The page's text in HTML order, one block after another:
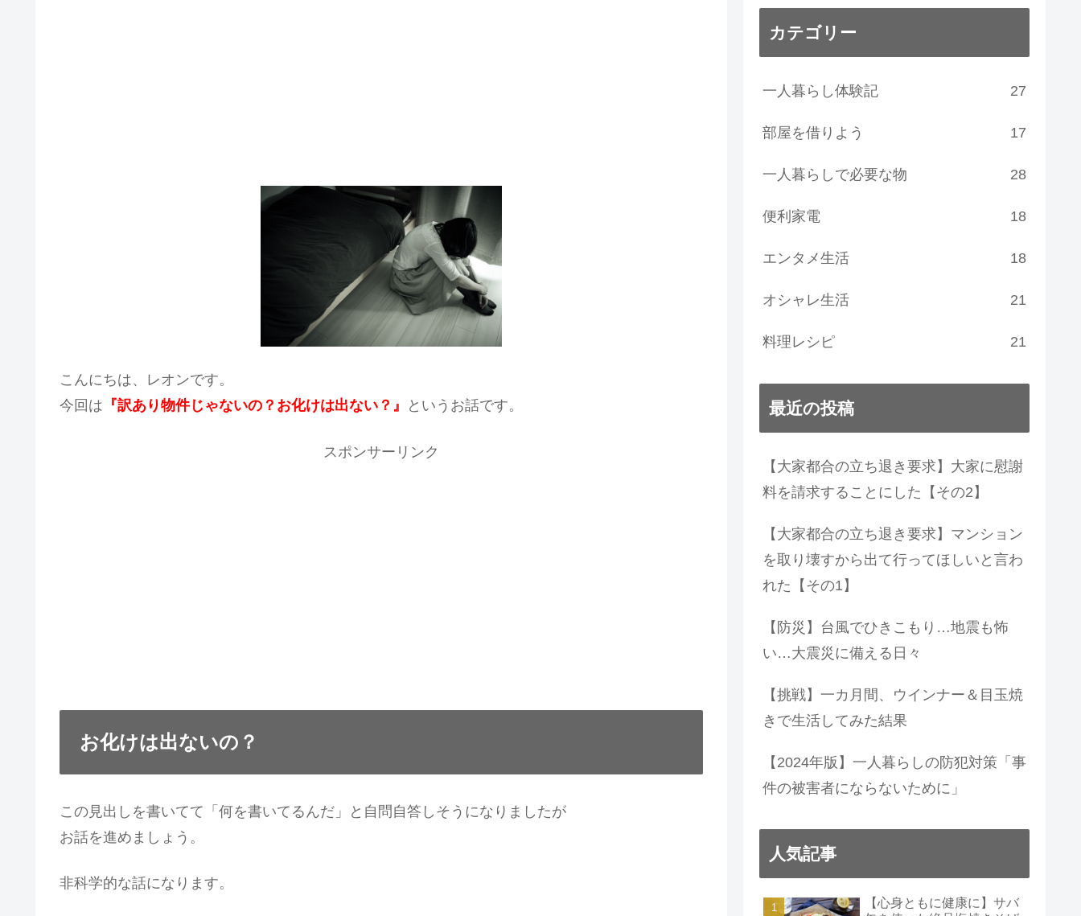
こんにちは、レオンです。
今回は 『訳あり物件じゃないの？お化けは出ない？』 というお話です。
スポンサーリンク
お化けは出ないの？
この見出しを書いてて「何を書いてるんだ」と自問自答しそうになりましたが
お話を進めましょう。
非科学的な話になります。
カテゴリー
一人暮らし体験記 27
部屋を借りよう 17
一人暮らしで必要な物 28
便利家電 18
エンタメ生活 18
オシャレ生活 21
料理レシピ 21
最近の投稿
【大家都合の立ち退き要求】大家に慰謝
料を請求することにした【その2】
【大家都合の立ち退き要求】マンション
を取り壊すから出て行ってほしいと言わ
れた【その1】
【防災】台風でひきこもり…地震も怖
い…大震災に備える日々
【挑戦】一カ月間、ウインナー＆目玉焼
きで生活してみた結果
【2024年版】一人暮らしの防犯対策「事
件の被害者にならないために」
人気記事
【心身ともに健康に】サバ